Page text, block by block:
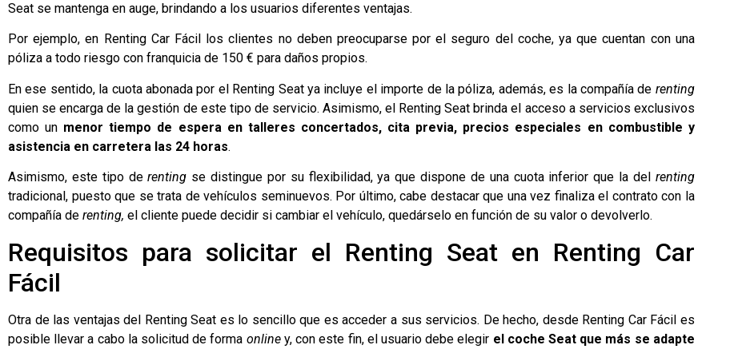
Seat se mantenga en auge, brindando a los usuarios diferentes ventajas.
Por ejemplo, en Renting Car Fácil los clientes no deben preocuparse por el seguro del coche, ya que cuentan con una
póliza a todo riesgo con franquicia de 150 € para daños propios.
En ese sentido, la cuota abonada por el Renting Seat ya incluye el importe de la póliza, además, es la compañía de renting
quien se encarga de la gestión de este tipo de servicio. Asimismo, el Renting Seat brinda el acceso a servicios exclusivos
como un menor tiempo de espera en talleres concertados, cita previa, precios especiales en combustible y
asistencia en carretera las 24 horas.
Asimismo, este tipo derenting se distingue por su flexibilidad, ya que dispone de una cuota inferior que la del renting
tradicional, puesto que se trata de vehículos seminuevos. Por último, cabe destacar que una vez finaliza el contrato con la
compañía de renting, el cliente puede decidir si cambiar el vehículo, quedárselo en función de su valor o devolverlo.
Requisitos para solicitar el Renting Seat en Renting Car
Fácil
Otra de las ventajas del Renting Seat es lo sencillo que es acceder a sus servicios. De hecho, desde Renting Car Fácil es
posible llevar a cabo la solicitud de forma online y, con este fin, el usuario debe elegir el coche Seat que más se adapte